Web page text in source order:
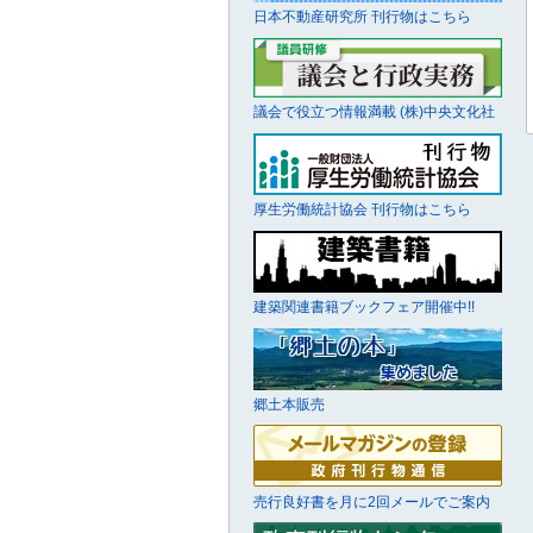
日本不動産研究所 刊行物はこちら
議会で役立つ情報満載 (株)中央文化社
厚生労働統計協会 刊行物はこちら
建築関連書籍ブックフェア開催中!!
郷土本販売
売行良好書を月に2回メールでご案内